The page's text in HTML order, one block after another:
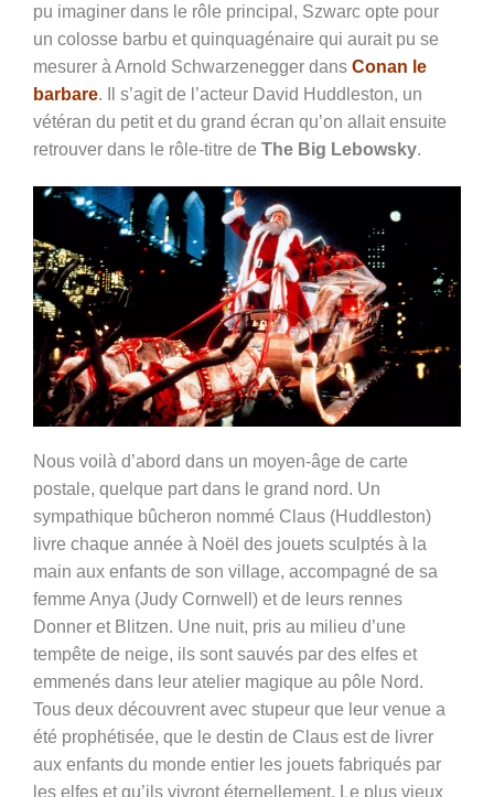
pu imaginer dans le rôle principal, Szwarc opte pour
un colosse barbu et quinquagénaire qui aurait pu se
mesurer à Arnold Schwarzenegger dans Conan le
barbare. Il s’agit de l’acteur David Huddleston, un
vétéran du petit et du grand écran qu’on allait ensuite
retrouver dans le rôle-titre de The Big Lebowsky.
Nous voilà d’abord dans un moyen-âge de carte
postale, quelque part dans le grand nord. Un
sympathique bûcheron nommé Claus (Huddleston)
livre chaque année à Noël des jouets sculptés à la
main aux enfants de son village, accompagné de sa
femme Anya (Judy Cornwell) et de leurs rennes
Donner et Blitzen. Une nuit, pris au milieu d’une
tempête de neige, ils sont sauvés par des elfes et
emmenés dans leur atelier magique au pôle Nord.
Tous deux découvrent avec stupeur que leur venue a
été prophétisée, que le destin de Claus est de livrer
aux enfants du monde entier les jouets fabriqués par
les elfes et qu’ils vivront éternellement. Le plus vieux